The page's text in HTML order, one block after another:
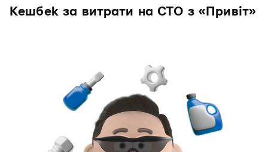
Кешбек за витрати на СТО з «Привіт»